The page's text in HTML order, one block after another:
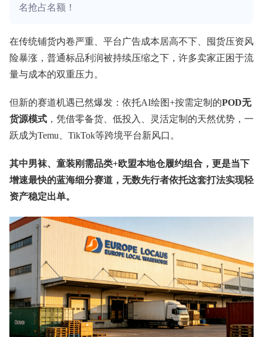
名抢占名额！
在传统铺货内卷严重、平台广告成本居高不下、囤货压资风
险暴涨，普通标品利润被持续压缩之下，许多卖家正困于流
量与成本的双重压力。
但新的赛道机遇已然爆发：依托AI绘图+按需定制的POD无
货源模式 ，凭借零备货、低投入、灵活定制的天然优势，一
跃成为Temu、TikTok等跨境平台新风口。
其中男袜、童装刚需品类+欧盟本地仓履约组合，更是当下
增速最快的蓝海细分赛道，无数先行者依托这套打法实现轻
资产稳定出单。